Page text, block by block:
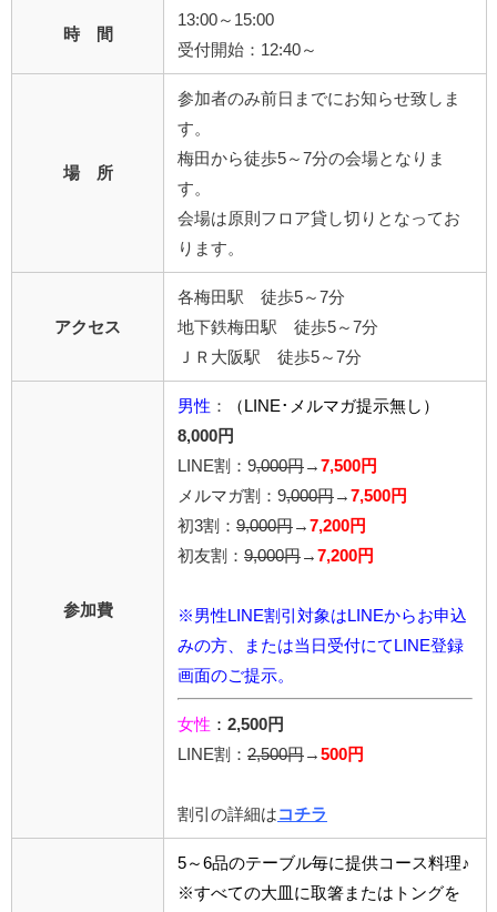
時 間
13:00～15:00
受付開始：12:40～
場 所
参加者のみ前日までにお知らせ致しま
す。
梅田から徒歩5～7分の会場となりま
す。
会場は原則フロア貸し切りとなってお
ります。
アクセス
各梅田駅 徒歩5～7分
地下鉄梅田駅 徒歩5～7分
ＪＲ大阪駅 徒歩5～7分
参加費
男性 ：
（LINE･メルマガ提示無し）
8,000円
LINE割：9,000円 → 7,500円
メルマガ割：9,000円 → 7,500円
初3割： 9,000円 → 7,200円
初友割： 9,000円 → 7,200円
※男性LINE割引対象はLINEからお申込
みの方、または当日受付にてLINE登録
画面のご提示。
女性 ： 2,500円
LINE割： 2,500円 → 500円
割引の詳細は コチラ
5～6品のテーブル毎に提供コース料理♪
※すべての大皿に取箸またはトングを